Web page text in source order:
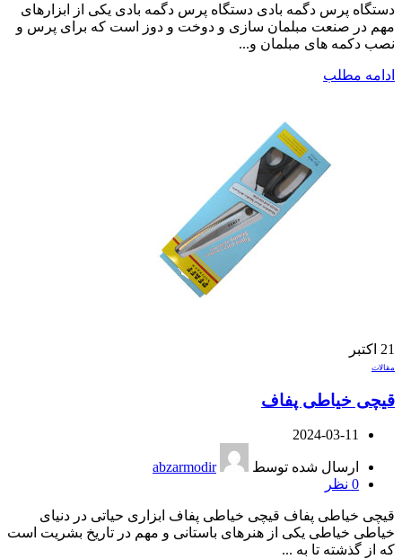
دستگاه پرس دگمه بادی دستگاه پرس دگمه بادی یکی از ابزارهای
مهم در صنعت مبلمان سازی و دوخت و دوز است که برای پرس و
نصب دکمه های مبلمان و...
ادامه مطلب
21 اکتبر
مقالات
قیچی خیاطی پفاف
2024-03-11
ارسال شده توسط
abzarmodir
0 نظر
قیچی خیاطی پفاف قیچی خیاطی پفاف ابزاری حیاتی در دنیای
خیاطی خیاطی یکی از هنرهای باستانی و مهم در تاریخ بشریت است
که از گذشته تا به ...